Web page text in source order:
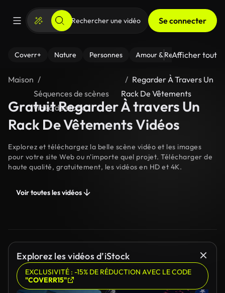
Se connecter
Coverr+ Nature Personnes Amour & Relations Le
Afficher tout
Maison
Séquences de scènes
vidéo de stock
Regarder À Travers Un
Rack De Vêtements
Gratuit Regarder À travers Un
Rack De Vêtements Vidéos
Explorez et téléchargez la belle scène vidéo et les images
pour votre site Web ou n'importe quel projet. Télécharger de
haute qualité, gratuitement, les vidéos en HD et 4K.
Voir toutes les vidéos
Explorez les vidéos d’iStock
EXCLUSIVITÉ : -15% DE RÉDUCTION AVEC LE CODE
"COVERR15"